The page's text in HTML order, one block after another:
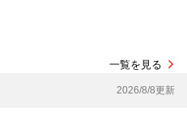
一覧を見る
2026/8/8更新